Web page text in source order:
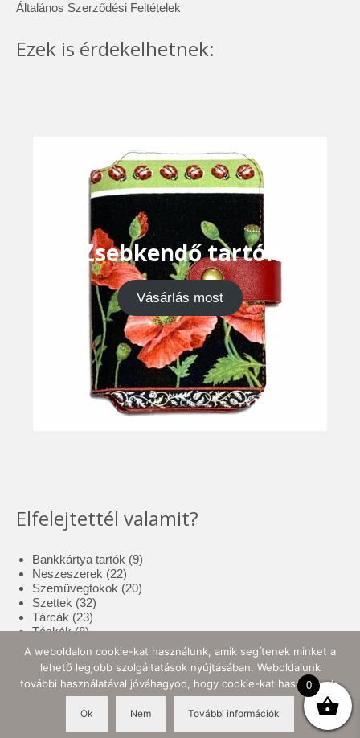
Általános Szerződési Feltételek
Ezek is érdekelhetnek:
Zsebkendő tartók
Vásárlás most
Elfelejtettél valamit?
Bankkártya tartók 99
Neszeszerek 2222
termék
Szemüvegtokok 2020
Szettek 3232
termék
Tárcák 2323
termék
Táskák 88
termék
Tolltartók
termék
Tote bag
3
termék
Zsebkendő tartók 1010
termék
0
A weboldalon cookie-kat használunk, amik segítenek minket a
lehető legjobb szolgáltatások nyújtásában. Weboldalunk
további használatával jóváhagyod, hogy cookie-kat használjunk.
Ok Nem További információk